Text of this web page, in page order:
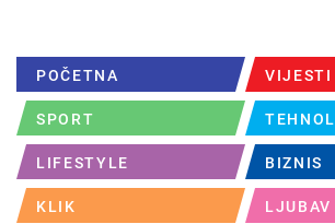
POČETNA VIJESTI
SPORT
LIFESTYLE BIZNIS
KLIK LJUBAV